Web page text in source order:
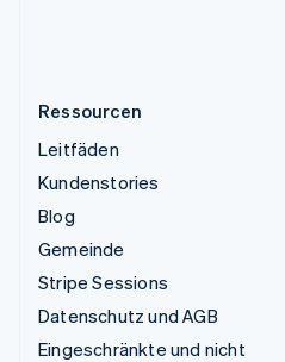
Ressourcen
Leitfäden
Kundenstories
Blog
Gemeinde
Stripe Sessions
Datenschutz und AGB
Eingeschränkte und nicht